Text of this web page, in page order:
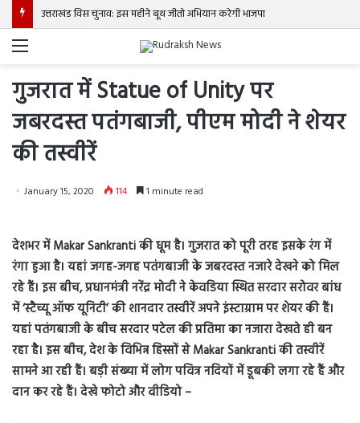
उत्तराखंड विस चुनाव: इस महीने बूथ जीतो अभियान करेगी भाजपा
Menu
गुजरात में Statue of Unity पर
जबरदस्त पतंगबाजी, पीएम मोदी ने शेयर
की तस्वीरें
January 15, 2020 114 1 minute read
देशभर में Makar Sankranti की धूम है। गुजरात को पूरी तरह इसके रंग में
रंगा हुआ है। यहां जगह-जगह पतंगबाजी के जबरदस्त नजारे देखने को मिल
रहे हैं। इस बीच, प्रधानमंत्री नरेंद्र मोदी ने केवडिया स्थित सरदार सरोवर बांध
में ‘स्टैच्यू ऑफ यूनिटी’ की शानदार तस्वीरें अपने इंस्टाग्राम पर शेयर की हैं।
यहां पतंगबाजी के बीच सरदार पटेल की प्रतिमा का नजारा देखते ही बन
रहा है। इस बीच, देश के विभिन्न हिस्सों से Makar Sankranti की तस्वीरें
सामने आ रही हैं। बड़ी संख्या में लोग पवित्र नदियों में डूबकी लगा रहे हैं और
दान कर रहे हैं। देखे फोटो और वीडियो –